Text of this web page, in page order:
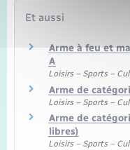
Et aussi
Arme à feu et
A
Loisirs – Sports –
Arme de
Loisirs – Sports –
Arme de
libres)
Loisirs – Sports –